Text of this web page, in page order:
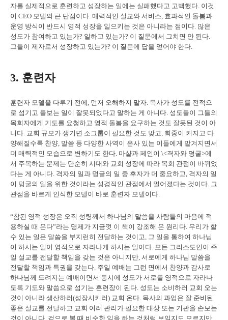
자를 실제적으로 훈련하고 성장하는 일에는 실패했다고 고백했다. 이것
이 CEO 모델의 큰 단점이다. 매력적인 설교와 서비스, 효과적인 돌봄과
운영 방식이 반드시 영적 성장을 일으키는 것은 아니라는 점이다. 많은
성도가 참여하고 있는가? 일하고 있는가? 이 질문에서 그치면 안 된다.
그들이 제자로서 성장하고 있는가? 이 질문에 답을 얻어야 한다.
3. 훈련자
훈련자 모델을 다루기 전에, 먼저 오해하지 말자. 목사가 성도를 전적으
로 섬기고 돌보는 일이 잘못되었다고 말하는 게 아니다. 성도들이 그들의
목회자에게 기도를 요청하고 영적 돌봄을 요구하는 것도 잘못된 것이 아
니다. 교회 규모가 생기면 소그룹이 필요한 것도 맞고, 회중이 커지고 다
양해질수록 찬양, 말씀 등 다양한 사역이 은사 있는 이들에게 맡겨지면서
더 매력적인 모습으로 변하기도 한다. 마샬과 페인이 \<격자와 덩굴>에
서 주목하는 문제는 단순히 시대와 교회 성장에 따라 목회 관점이 바뀌었
다는 게 아니다. 격자의 일과 덩굴의 일 중 후자가 더 중요하고, 격자의 일
이 덩굴의 일을 위한 것이라는 성경적인 관점에서 멀어졌다는 것이다. 그
관점을 바르게 인식한 모델이 바로 훈련자 모델이다.
“참된 영적 성장은 오직 성령께서 하나님의 말씀을 사람들의 마음에 적
용하실 때 온다”라는 명제가 지금껏 이 책이 강조해 온 원리다. 우리가 할
수 있는 일은 말씀을 부지런히 전달하는 것이고, 그 일을 통하여 하나님
이 하시는 일이 영적으로 자라나게 하시는 일이다. 모든 그리스도인이 주
일 설교를 전달할 책임을 갖는 것은 아니지만, 서로에게 하나님 말씀을
전달할 책임과 특권을 갖는다. 주일 예배는 그런 면에서 찬양과 감사로
하나님께 드려지는 예배이면서 동시에 성도가 서로를 영적으로 자라나
도록 기도와 말씀으로 섬기는 훈련장이 된다. 성도는 소비하러 교회 오는
것이 아니라 생산하러(성장시키러) 교회 온다. 목사의 과업은 잘 준비된
좋은 설교를 전달하고 교회 여러 관리가 필요한 대상 또는 기관을 손보는
것이 아니다. 겉으로 볼 때 비슷한 일을 하는 것처럼 보일지도 모르지만,